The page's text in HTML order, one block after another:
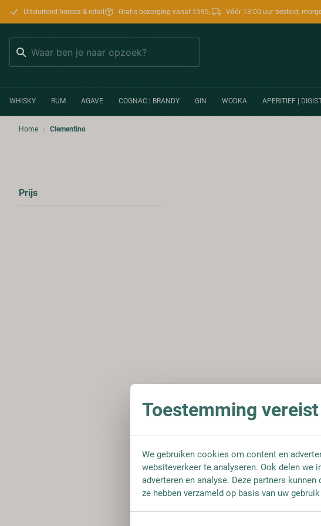
Uitsluitend horeca & retail Gratis bezorging vanaf €595,- Vóór 13:00 uur besteld;
WHISKY RUM AGAVE COGNAC | BRANDY GIN WODKA APERITIEF |
Home Clementino
Prijs
Toestemming vereist
We gebruiken cookies om content en
websiteverkeer te analyseren. Ook delen
adverteren en analyse. Deze partners
ze hebben verzameld op basis van uw